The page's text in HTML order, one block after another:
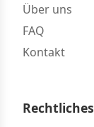
Über uns
FAQ
Kontakt
Rechtliches